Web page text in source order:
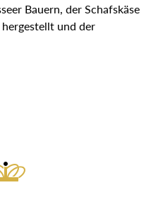
Ausseer Bauern, der
Gegend hergestellt und